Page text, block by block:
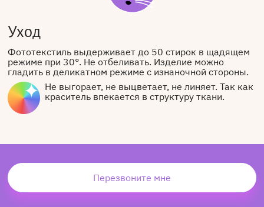
Уход
Фототекстиль выдерживает до 50 стирок в щадящем
режиме при 30°. Не отбеливать. Изделие можно
гладить в деликатном режиме с изнаночной стороны.
Не выгорает, не выцветает, не линяет. Так как
краситель впекается в структуру ткани.
Перезвоните мне